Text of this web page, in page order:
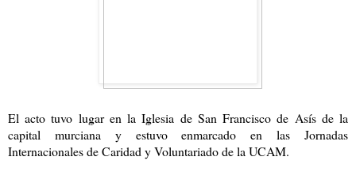
El acto tuvo lugar en la Iglesia de San Francisco de Asís de la
capital murciana y estuvo enmarcado en las Jornadas
Internacionales de Caridad y Voluntariado de la UCAM.